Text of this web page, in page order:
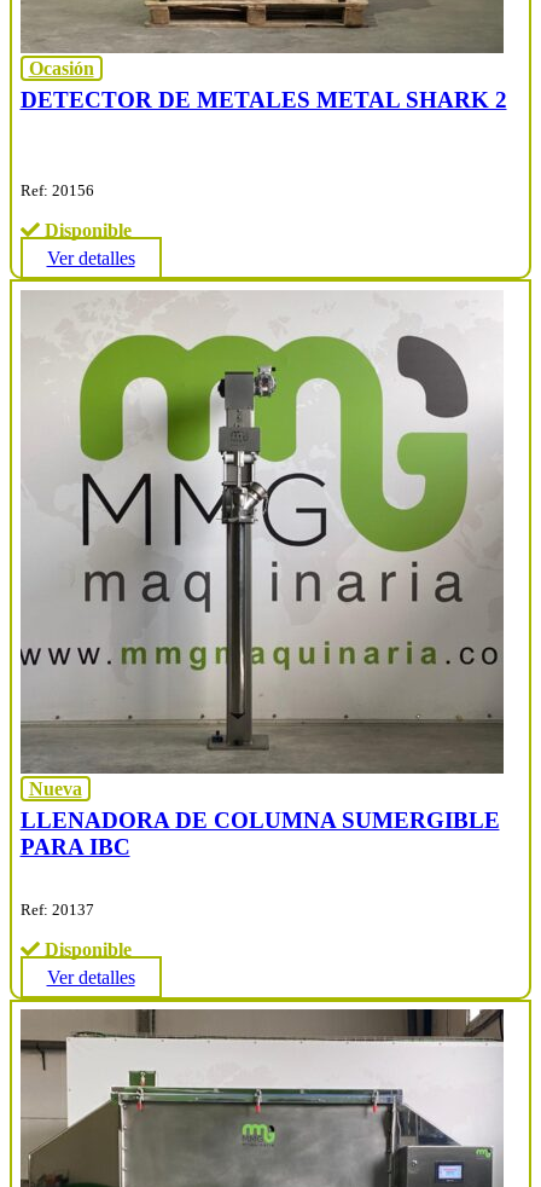
Ocasión
DETECTOR DE METALES METAL SHARK 2
Ref: 20156
Disponible
Ver detalles
Nueva
LLENADORA DE COLUMNA SUMERGIBLE
PARA IBC
Ref: 20137
Disponible
Ver detalles